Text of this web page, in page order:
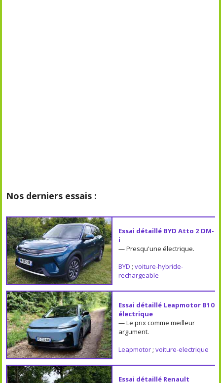
Nos derniers essais :
Essai détaillé BYD Atto 2 DM-
i
— Presqu'une électrique.
BYD ; voiture-hybride-
rechargeable
Essai détaillé Leapmotor B10
électrique
— Le prix comme meilleur
argument.
Leapmotor; voiture-electrique
Essai détaillé Renault